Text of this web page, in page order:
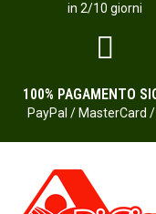
in 2/10 giorni
100% PAGAMENTO
PayPal / MasterCard